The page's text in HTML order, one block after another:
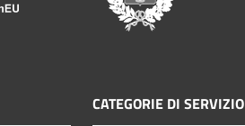
CATEGORIE DI SERVIZIO